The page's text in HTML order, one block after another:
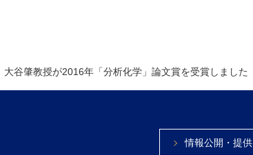
谷肇教授が2016年「分析化学」論文賞を受賞しました
情報公開・提供